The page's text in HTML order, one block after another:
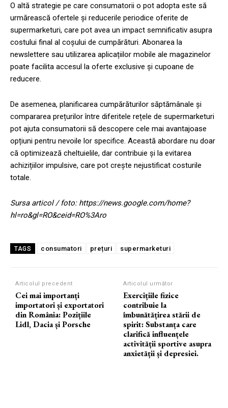
O altă strategie pe care consumatorii o pot adopta este să
urmărească ofertele și reducerile periodice oferite de
supermarketuri, care pot avea un impact semnificativ asupra
costului final al coșului de cumpărături. Abonarea la
newslettere sau utilizarea aplicațiilor mobile ale magazinelor
poate facilita accesul la oferte exclusive și cupoane de
reducere.
De asemenea, planificarea cumpărăturilor săptămânale și
compararea prețurilor între diferitele rețele de supermarketuri
pot ajuta consumatorii să descopere cele mai avantajoase
opțiuni pentru nevoile lor specifice. Această abordare nu doar
că optimizează cheltuielile, dar contribuie și la evitarea
achizițiilor impulsive, care pot crește nejustificat costurile
totale.
Sursa articol / foto: https://news.google.com/home?
hl=ro&gl=RO&ceid=RO%3Aro
TAGS consumatori prețuri supermarketuri
Articolul precedent
Cei mai importanți
importatori și exportatori
din România: Pozițiile
Lidl, Dacia și Porsche
Articolul următor
Exercițiile fizice
contribuie la
îmbunătățirea stării de
spirit: Substanța care
clarifică influențele
activității sportive asupra
anxietății și depresiei.